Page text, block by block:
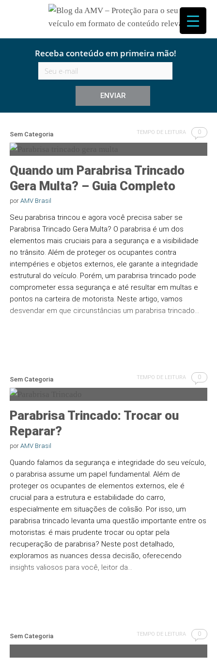
Blog da
formato
o
o
Receba conteúdo em primeira mão!
TEMPO DE LEITURA 0
Sem Categoria
Quando um Parabrisa Trincado
Gera Multa? – Guia Completo
por AMV Brasil
Seu parabrisa trincou e agora você precisa saber se
Parabrisa Trincado Gera Multa? O parabrisa é um dos
elementos mais cruciais para a segurança e a visibilidade
no trânsito. Além de proteger os ocupantes contra
intempéries e objetos externos, ele garante a integridade
estrutural do veículo. Porém, um parabrisa trincado pode
comprometer essa segurança e até resultar em multas e
pontos na carteira de motorista. Neste artigo, vamos
desvendar em que circunstâncias um parabrisa trincado…
TEMPO DE LEITURA 0
Sem Categoria
Parabrisa Trincado: Trocar ou
Reparar?
por AMV Brasil
Quando falamos da segurança e integridade do seu veículo,
o parabrisa assume um papel fundamental. Além de
proteger os ocupantes de elementos externos, ele é
crucial para a estrutura e estabilidade do carro,
especialmente em situações de colisão. Por isso, um
parabrisa trincado levanta uma questão importante entre os
motoristas: é mais prudente trocar ou optar pela
recuperação de parabrisa? Neste post detalhado,
exploramos as nuances dessa decisão, oferecendo
insights valiosos para você, leitor da…
TEMPO DE LEITURA 0
Sem Categoria